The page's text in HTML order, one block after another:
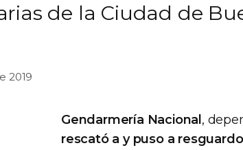
de la Ciudad de
2019
Gendarmería Nacional ,
rescató a y puso a